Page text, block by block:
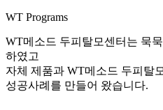
WT Programs
WT메소드 두피탈모센터는 묵
하였고
자체 제품과 WT메소드 두피탈
성공사례를 만들어 왔습니다.